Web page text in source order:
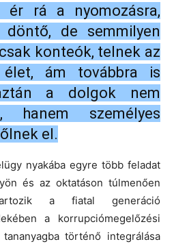
ér rá a nyomozásra,
döntő, de semmilyen
konteók, telnek az
ám továbbra is
a dolgok nem
hanem személyes
el.
nyakába egyre több feladat
és az oktatáson túlmenően
a fiatal generáció
a korrupciómegelőzési
történő integrálása